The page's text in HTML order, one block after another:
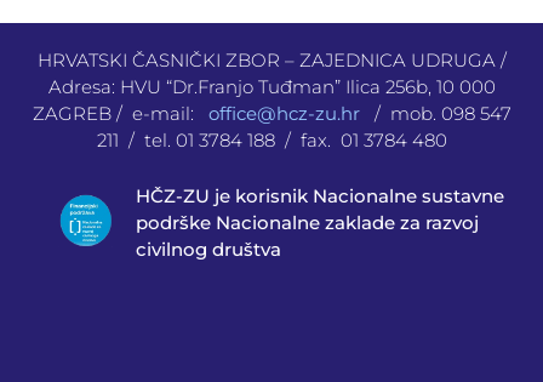
HRVATSKI ČASNIČKI ZBOR – ZAJEDNICA UDRUGA /
Adresa: HVU “Dr.Franjo Tuđman” Ilica 256b, 10 000
ZAGREB / e-mail: office@hcz-zu.hr
/ mob. 098 547
211 / tel. 01 3784 188 / fax. 01 3784 480
HČZ-ZU je korisnik Nacionalne sustavne
podrške Nacionalne zaklade za razvoj
civilnog društva